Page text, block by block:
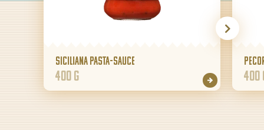
Siciliana Pasta-Sauce
400 g 400